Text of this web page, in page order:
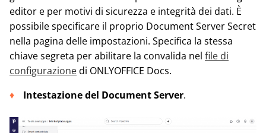
editor e per motivi di sicurezza e integrità dei dati. È
possibile specificare il proprio Document Server Secret
nella pagina delle impostazioni. Specifica la stessa
chiave segreta per abilitare la convalida nel file di
configurazionedi ONLYOFFICE Docs.
Intestazione del Document Server.